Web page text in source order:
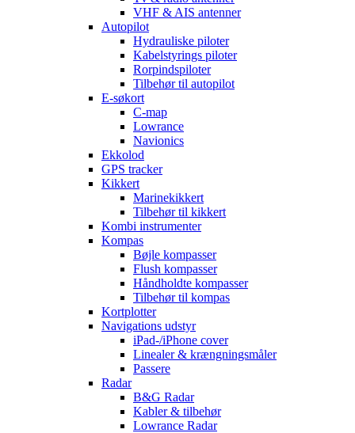
VHF & AIS antenner
Autopilot
Hydrauliske piloter
Kabelstyrings piloter
Rorpindspiloter
Tilbehør til autopilot
E-søkort
C-map
Lowrance
Navionics
Ekkolod
GPS tracker
Kikkert
Marinekikkert
Tilbehør til kikkert
Kombi instrumenter
Kompas
Bøjle kompasser
Flush kompasser
Håndholdte kompasser
Tilbehør til kompas
Kortplotter
Navigations udstyr
iPad-/iPhone cover
Linealer & krængningsmåler
Passere
Radar
B&G Radar
Kabler & tilbehør
Lowrance Radar